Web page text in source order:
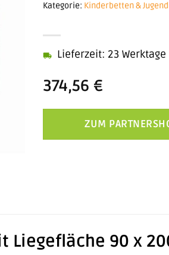
374,56 €
Lieferzeit: 23 Werktage
ZUM
Kategorie: Kinderbetten &
Liegefläche 90 x